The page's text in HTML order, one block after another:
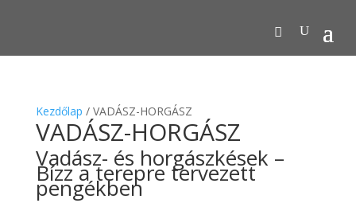
Kezdőlap / VADÁSZ-HORGÁSZ
VADÁSZ-HORGÁSZ
Vadász- és horgászkések –
Bízz a terepre tervezett
pengékben